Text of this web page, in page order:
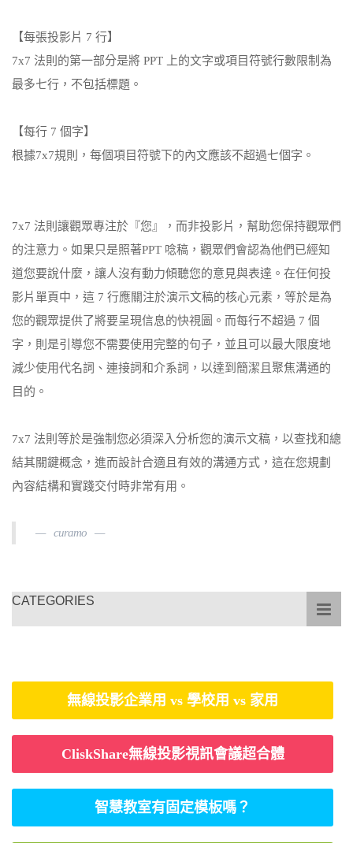
【每張投影片 7 行】
7x7 法則的第一部分是將 PPT 上的文字或項目符號行數限制為
最多七行，不包括標題。
【每行 7 個字】
根據7x7規則，每個項目符號下的內文應該不超過七個字。
7x7 法則讓觀眾專注於『您』，而非投影片，幫助您保持觀眾們
的注意力。如果只是照著PPT 唸稿，觀眾們會認為他們已經知
道您要說什麼，讓人沒有動力傾聽您的意見與表達。在任何投
影片單頁中，這 7 行應關注於演示文稿的核心元素，等於是為
您的觀眾提供了將要呈現信息的快視圖。而每行不超過 7 個
字，則是引導您不需要使用完整的句子，並且可以最大限度地
減少使用代名詞、連接詞和介系詞，以達到簡潔且聚焦溝通的
目的。
7x7 法則等於是強制您必須深入分析您的演示文稿，以查找和總
結其關鍵概念，進而設計合適且有效的溝通方式，這在您規劃
內容結構和實踐交付時非常有用。
curamo
CATEGORIES
無線投影企業用 vs 學校用 vs 家用
CliskShare無線投影視訊會議超合體
智慧教室有固定模板嗎？